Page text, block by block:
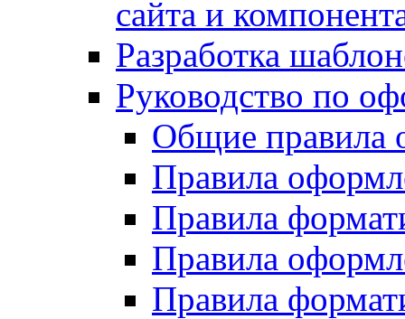
сайта и
Разработка
Руководство по
Общие правила
Правила
Правила
Правила
Правила